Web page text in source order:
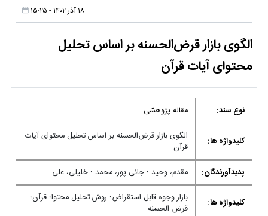
۱۸ آذر ۱۴۰۲ - ۱۵:۲۵
الگوی بازار قرض‌الحسنه بر اساس تحلیل
محتوای آیات قرآن
نوع سند: مقاله پژوهشی
کلیدواژه ها:
الگوی بازار قرض‌الحسنه بر اساس تحلیل محتوای آیات
قرآن
پدیدآورندگان:
مقدم، وحید ؛ جانی پور، محمد ؛ خلیلی، علی
کلیدواژه ها:
بازار وجوه قابل استقراض؛ روش تحلیل محتوا؛ قرآن؛
قرض الحسنه